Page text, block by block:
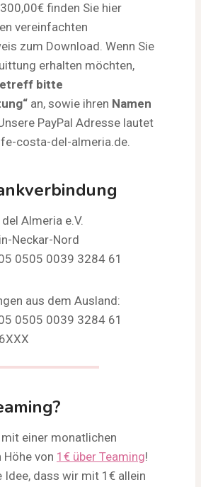
finden Sie hier
vereinfachten
zum Download. Wenn Sie
erhalten möchten,
bitte
an, sowie ihren Namen
PayPal Adresse lautet
costa-del-almeria.de.
Almeria e.V.
Neckar-Nord
0505 0039 3284 61
aus dem Ausland:
0505 0039 3284 61
einer monatlichen
Höhe von 1€ über Teaming!
Idee, dass wir mit 1€ allein